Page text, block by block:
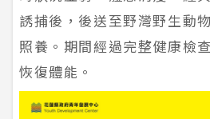
誘捕後，後送至野灣野生動
照養。期間經過完整健康檢
恢復體能。